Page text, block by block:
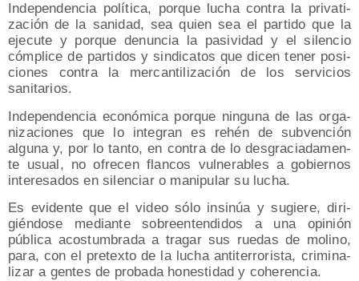
Inde­pen­den­cia polí­ti­ca, por­que lucha con­tra la pri­va­ti­
za­ción de la sani­dad, sea quien sea el par­ti­do que la
eje­cu­te y por­que denun­cia la pasi­vi­dad y el silen­cio
cóm­pli­ce de par­ti­dos y sin­di­ca­tos que dicen tener posi­
cio­nes con­tra la mer­can­ti­li­za­ción de los ser­vi­cios
sanitarios.
Inde­pen­den­cia eco­nó­mi­ca por­que nin­gu­na de las orga­
ni­za­cio­nes que lo inte­gran es rehén de sub­ven­ción
algu­na y, por lo tan­to, en con­tra de lo des­gra­cia­da­men­
te usual, no ofre­cen flan­cos vul­ne­ra­bles a gobier­nos
intere­sa­dos en silen­ciar o mani­pu­lar su lucha.
Es evi­den­te que el video sólo insi­núa y sugie­re, diri­
gién­do­se median­te sobre­en­ten­di­dos a una opi­nión
públi­ca acos­tum­bra­da a tra­gar sus rue­das de molino,
para, con el pre­tex­to de la lucha anti­te­rro­ris­ta, cri­mi­na­
li­zar a gen­tes de pro­ba­da hones­ti­dad y coherencia.